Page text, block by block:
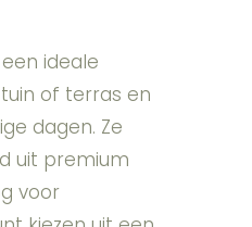
ideale
of terras en
dagen. Ze
uit premium
voor